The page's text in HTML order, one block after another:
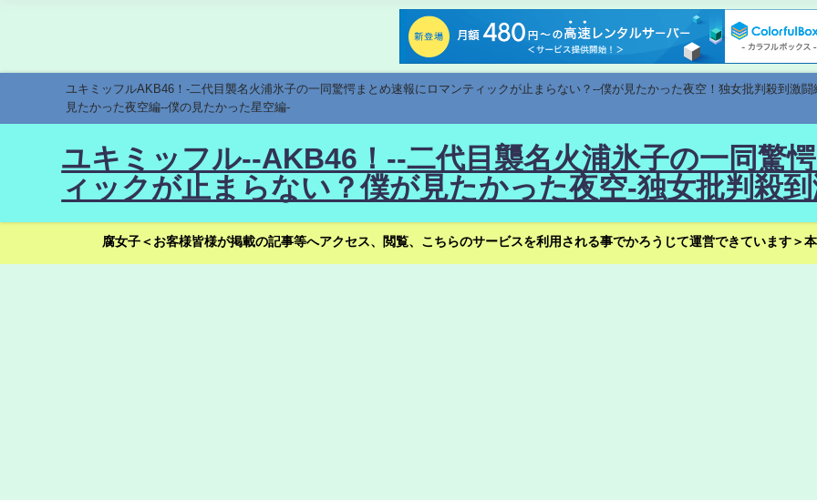
ユキミッフルAKB46！-二代目襲名火浦氷子の一同驚愕まとめ速報にロマンティックが止まらない？--僕が見たかった夜空！独女批判殺到激
見たかった夜空編--僕の見たかった星空編-
ユキミッフル--AKB46！--二代目襲名火浦氷子の一同驚
ィックが止まらない？僕が見たかった夜空-独女批判殺
腐女子＜お客様皆様が掲載の記事等へアクセス、閲覧、こちらのサービスを利用される事でかろうじて運営できています＞